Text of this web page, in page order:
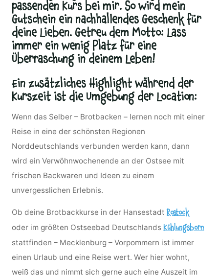
passenden Kurs bei mir. So wird mein
Gutschein ein nachhallendes Geschenk für
deine Lieben. Getreu dem Motto: Lass
immer ein wenig Platz für eine
Überraschung in deinem Leben!
Ein zusätzliches Highlight während der
Kurszeit ist die Umgebung der Location:
Wenn das Selber – Brotbacken – lernen noch mit einer
Reise in eine der schönsten Regionen
Norddeutschlands verbunden werden kann, dann
wird ein Verwöhnwochenende an der Ostsee mit
frischen Backwaren und Ideen zu einem
unvergesslichen Erlebnis.
Ob deine Brotbackkurse in der HansestadtRostock
oder im größten Ostseebad Deutschlands Kühlungsborn
stattfinden – Mecklenburg – Vorpommern ist immer
einen Urlaub und eine Reise wert. Wer hier wohnt,
weiß das und nimmt sich gerne auch eine Auszeit im